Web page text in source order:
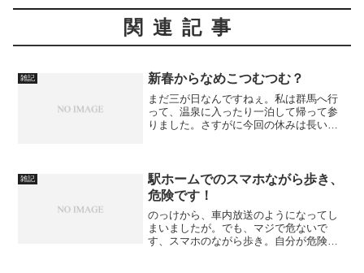
関連記事
雑記 新春からなめこつむつむ？
まだ三が日なんですねぇ。私は群馬へ行
って、温泉に入ったり一泊して帰って参
りました。さすがに今回の休みは長い！
の狼藉か〜。という感じ...
雑記
駅ホームでのスマホながら歩き、
危険です！
のっけから、車内放送のようになってし
まいましたが。でも、マジで危ないで
す、スマホのながら歩き。自分が危険な